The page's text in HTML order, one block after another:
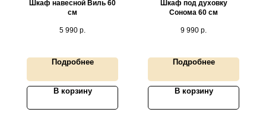
Шкаф навесной Виль 60
см
5 990 р.
Подробнее
В корзину
Шкаф под духовку
Сонома 60 см
9 990 р.
Подробнее
В корзину